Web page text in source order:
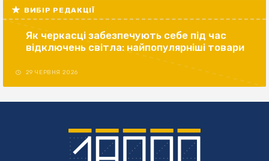
ВИБІР РЕДАКЦІЇ
Як черкасці забезпечують себе під час
відключень світла: найпопулярніші товари
29 ЧЕРВНЯ 2026